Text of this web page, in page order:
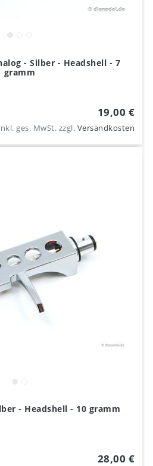
- Silber - Headshell - 7
gramm
19,00 €
ges. MwSt. zzgl. Versandkosten
- Headshell - 10 gramm
28,00 €